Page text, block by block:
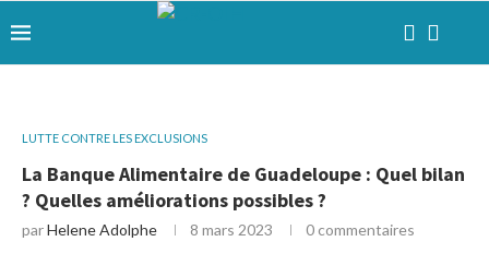
LUTTE CONTRE LES EXCLUSIONS
La Banque Alimentaire de Guadeloupe : Quel bilan
? Quelles améliorations possibles ?
parHelene Adolphe 8 mars 2023 0 commentaires